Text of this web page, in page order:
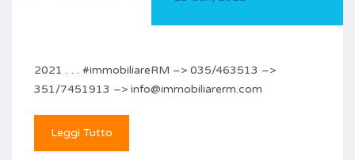
2021 . . . #immobiliareRM –> 035/463513 –>
351/7451913 –> info@immobiliarerm.com
Leggi Tutto